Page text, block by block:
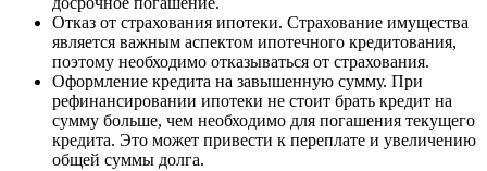
Отказ от страхования ипотеки. Страхование имущества
является важным аспектом ипотечного кредитования,
поэтому необходимо отказываться от страхования.
Оформление кредита на завышенную сумму. При
рефинансировании ипотеки не стоит брать кредит на
сумму больше, чем необходимо для погашения текущего
кредита. Это может привести к переплате и увеличению
общей суммы долга.